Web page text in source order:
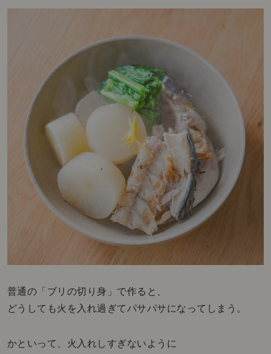
普通の「ブリの切り身」で作ると、
どうしても火を入れ過ぎてパサパサになってしまう。
かといって、火入れしすぎないように